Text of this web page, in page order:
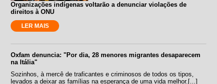
Organizações indígenas voltarão a denunciar violações de
direitos à ONU
LER MAIS
Oxfam denuncia: "Por dia, 28 menores migrantes desaparecem
na Itália"
Sozinhos, à mercê de traficantes e criminosos de todos os tipos,
levados a deixar as famílias na esperança de uma vida melhor.[...]